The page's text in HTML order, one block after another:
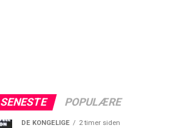
SENESTE POPULÆRE
DE KONGELIGE 2 timer siden